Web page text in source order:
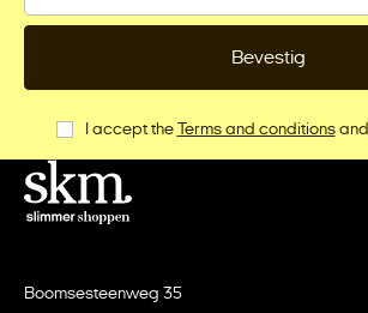
Bevestig
I accept the Terms and conditionsand
Boomsesteenweg 35